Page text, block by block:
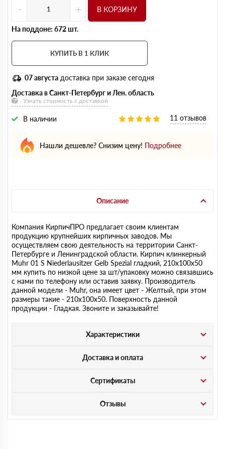
- + В КОРЗИНУ
На поддоне: 672 шт.
КУПИТЬ В 1 КЛИК
07 августа доставка при заказе сегодня
Доставка в Санкт-Петербург и Лен. область
Узнать стоимость с доставкой
В наличии 11 отзывов
Нашли дешевле? Снизим цену! Подробнее
Описание
Компания КирпичПРО предлагает своим клиентам
продукцию крупнейших кирпичных заводов. Мы
осуществляем свою деятельность на территории Санкт-
Петербурге и Ленинградской области. Кирпич клинкерный
Muhr 01 S Niederlausitzer Gelb Spezial гладкий, 210х100х50
мм купить по низкой цене за шт/упаковку можно связавшись
с нами по телефону или оставив заявку. Производитель
данной модели - Muhr, она имеет цвет - Желтый, при этом
размеры такие - 210х100х50. Поверхность данной
продукции - Гладкая. Звоните и заказывайте!
Характеристики
Доставка и оплата
Сертификаты
Отзывы